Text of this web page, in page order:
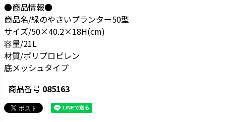
●商品情報●
商品名/緑のやさいプランター50型
サイズ/50×40.2×18H(cm)
容量/21L
材質/ポリプロピレン
底メッシュタイプ
商品番号 085163